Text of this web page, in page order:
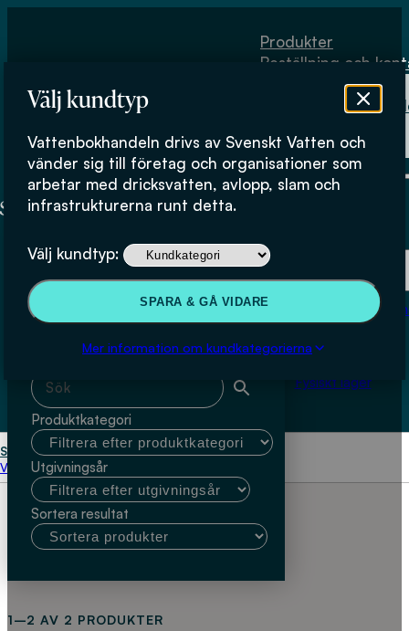
Välj kundtyp
Vattenbokhandeln drivs av Svenskt Vatten och
vänder sig till företag och organisationer som
arbetar med dricksvatten, avlopp, slam och
infrastrukturerna runt detta.
Välj kundtyp:
SPARA & GÅ VIDARE
Mer information om kundkategorierna
Produkter
Beställning och
Fysiskt lager
Beställning och kontakt
Om
Köpvillkor
Fysiskt lager
Start Elisabeth Helsing
Välj kundtyp
Elisabeth Helsing
Sök & filtrera
Sök med fritext
Produktkategori
Utgivningsår
Sortera resultat
1–2 AV 2 PRODUKTER